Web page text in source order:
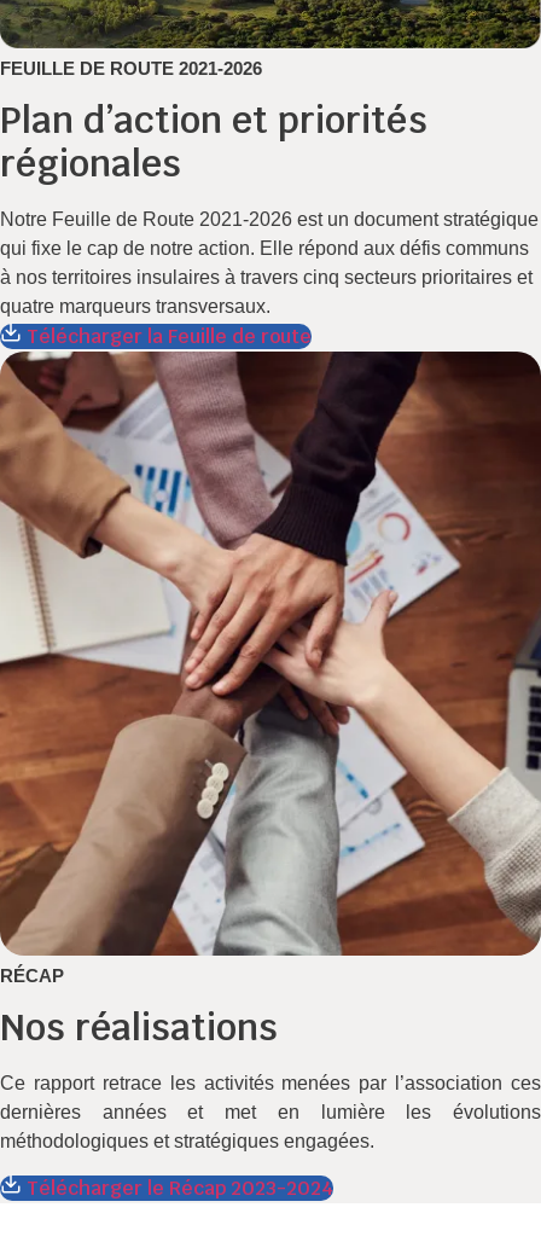
FEUILLE DE ROUTE 2021-2026
Plan d’action et priorités
régionales
Notre Feuille de Route 2021-2026 est un document stratégique
qui fixe le cap de notre action. Elle répond aux défis communs
à nos territoires insulaires à travers cinq secteurs prioritaires et
quatre marqueurs transversaux.
Télécharger la Feuille de route
RÉCAP
Nos réalisations
Ce rapport retrace les activités menées par l’association ces
dernières années et met en lumière les évolutions
méthodologiques et stratégiques engagées.
Télécharger le Récap 2023-2024